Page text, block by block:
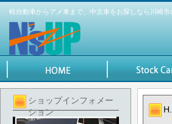
軽自動車からアメ車まで、中古車をお探しなら川崎
ショップインフォメー
ション